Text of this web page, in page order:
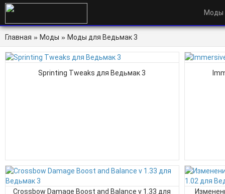
Моды
Главная » Моды » Моды для Ведьмак 3
Sprinting Tweaks для Ведьмак 3
Crossbow Damage Boost and Balance v 1.33 для